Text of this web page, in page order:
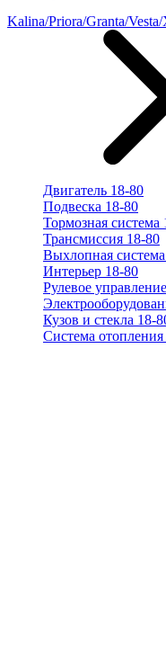
Kalina/Priora/Granta/
Двигатель 18-80
Подвеска 18-80
Тормозная система
Трансмиссия 18-80
Выхлопная
Интерьер 18-80
Рулевое
Кузов и стекла 18-
Система